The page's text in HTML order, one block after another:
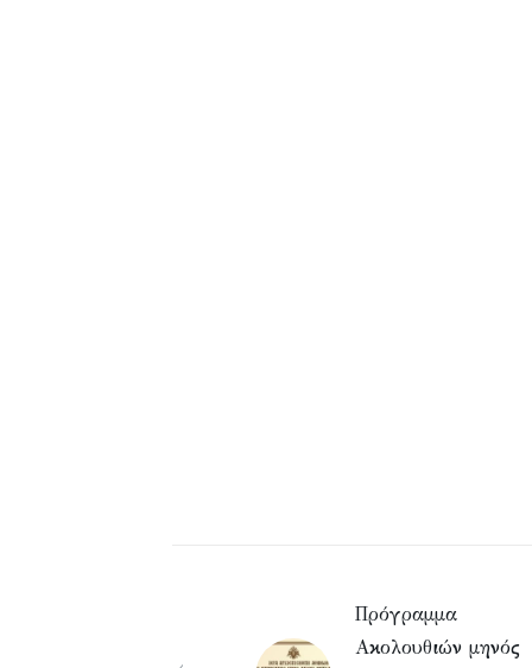
Πρόγραμμα
Ακολουθιών μηνός